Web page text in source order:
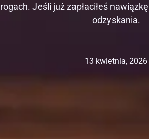
Jeśli już zapłaciłeś
odzyskania.
13 kwietnia, 2026